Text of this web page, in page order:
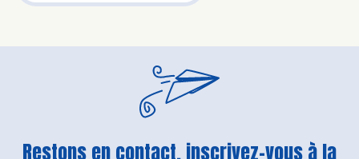
Restons en contact, inscrivez-vous à la